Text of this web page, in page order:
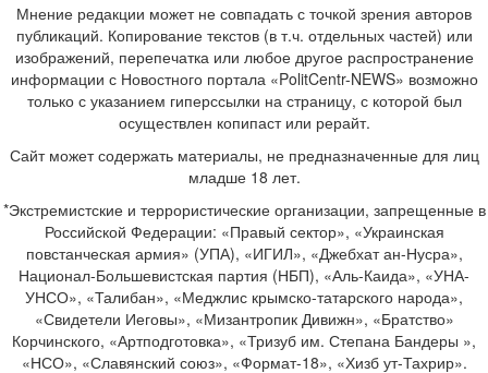
Мнение редакции может не совпадать с точкой зрения авторов
публикаций. Копирование текстов (в т.ч. отдельных частей) или
изображений, перепечатка или любое другое распространение
информации с Новостного портала «PolitCentr-NEWS» возможно
только с указанием гиперссылки на страницу, с которой был
осуществлен копипаст или рерайт.
Сайт может содержать материалы, не предназначенные для лиц
младше 18 лет.
*Экстремистские и террористические организации, запрещенные в
Российской Федерации: «Правый сектор», «Украинская
повстанческая армия» (УПА), «ИГИЛ», «Джебхат ан-Нусра»,
Национал-Большевистская партия (НБП), «Аль-Каида», «УНА-
УНСО», «Талибан», «Меджлис крымско-татарского народа»,
«Свидетели Иеговы», «Мизантропик Дивижн», «Братство»
Корчинского, «Артподготовка», «Тризуб им. Степана Бандеры »,
«НСО», «Славянский союз», «Формат-18», «Хизб ут-Тахрир».